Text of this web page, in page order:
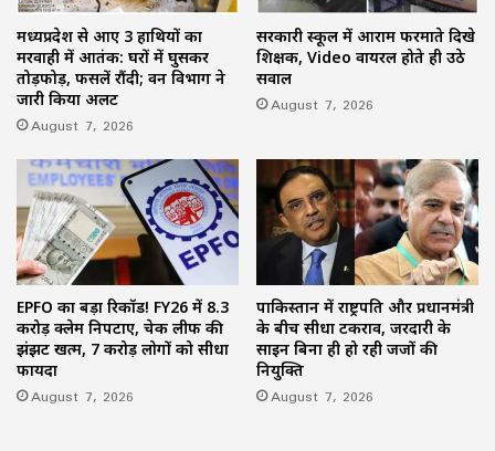
मध्यप्रदेश से आए 3 हाथियों का
मरवाही में आतंक: घरों में घुसकर
तोड़फोड़, फसलें रौंदी; वन विभाग ने
जारी किया अलर्ट
August 7, 2026
सरकारी स्कूल में आराम फरमाते दिखे
शिक्षक, Video वायरल होते ही उठे
सवाल
August 7, 2026
EPFO का बड़ा रिकॉर्ड! FY26 में 8.3
करोड़ क्लेम निपटाए, चेक लीफ की
झंझट खत्म, 7 करोड़ लोगों को सीधा
फायदा
August 7, 2026
पाकिस्तान में राष्ट्रपति और प्रधानमंत्री
के बीच सीधा टकराव, जरदारी के
साइन बिना ही हो रही जजों की
नियुक्ति
August 7, 2026